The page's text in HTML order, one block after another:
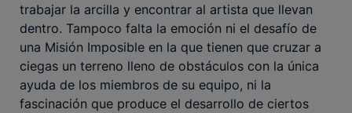
trabajar la arcilla y encontrar al artista que llevan
dentro. Tampoco falta la emoción ni el desafío de
una Misión Imposible en la que tienen que cruzar a
ciegas un terreno lleno de obstáculos con la única
ayuda de los miembros de su equipo, ni la
fascinación que produce el desarrollo de ciertos